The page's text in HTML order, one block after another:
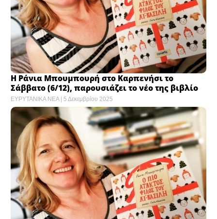
Η Ράνια Μπουμπουρή στο Καρπενήσι το
Σάββατο (6/12), παρουσιάζει το νέο της βιβλίο
ΕΥΡΥΤΑΝΙΚΑ ΝΕΑ 5 Δεκεμβρίου 2025